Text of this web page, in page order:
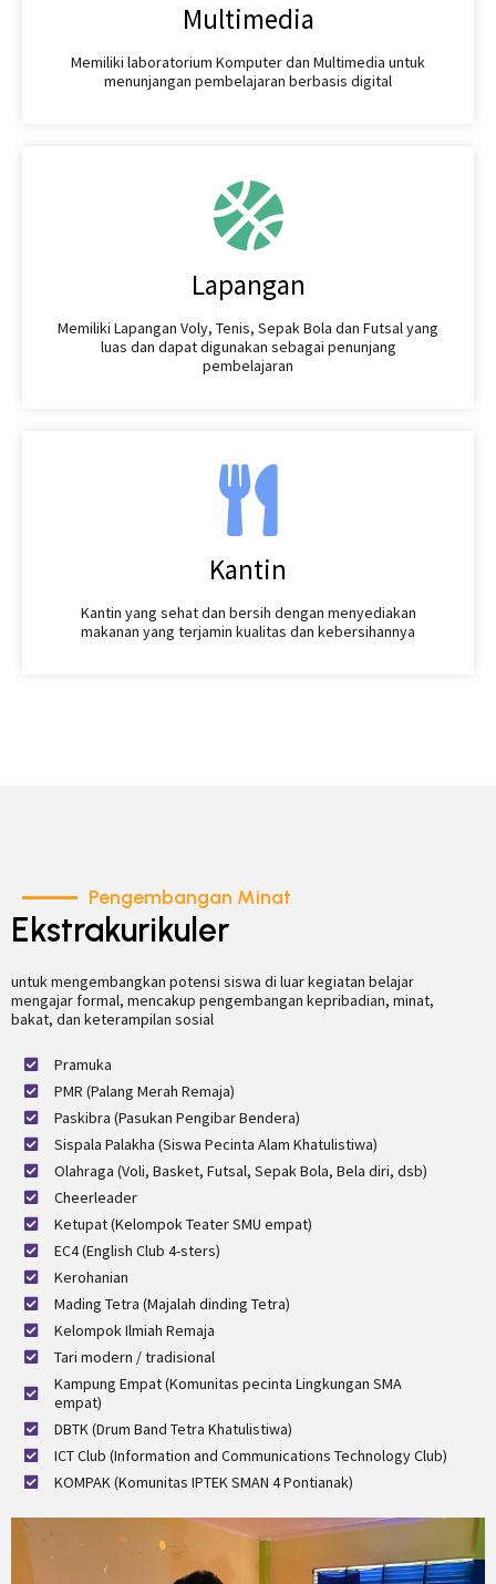
Multimedia
Memiliki laboratorium Komputer dan Multimedia untuk
menunjangan pembelajaran berbasis digital
Lapangan
Memiliki Lapangan Voly, Tenis, Sepak Bola dan Futsal yang
luas dan dapat digunakan sebagai penunjang
pembelajaran
Kantin
Kantin yang sehat dan bersih dengan menyediakan
makanan yang terjamin kualitas dan kebersihannya
Pengembangan Minat
Ekstrakurikuler
untuk mengembangkan potensi siswa di luar kegiatan belajar
mengajar formal, mencakup pengembangan kepribadian, minat,
bakat, dan keterampilan sosial
Pramuka
PMR (Palang Merah Remaja)
Paskibra (Pasukan Pengibar Bendera)
Sispala Palakha (Siswa Pecinta Alam Khatulistiwa)
Olahraga (Voli, Basket, Futsal, Sepak Bola, Bela diri, dsb)
Cheerleader
Ketupat (Kelompok Teater SMU empat)
EC4 (English Club 4-sters)
Kerohanian
Mading Tetra (Majalah dinding Tetra)
Kelompok Ilmiah Remaja
Tari modern / tradisional
Kampung Empat (Komunitas pecinta Lingkungan SMA
empat)
DBTK (Drum Band Tetra Khatulistiwa)
ICT Club (Information and Communications Technology Club)
KOMPAK (Komunitas IPTEK SMAN 4 Pontianak)